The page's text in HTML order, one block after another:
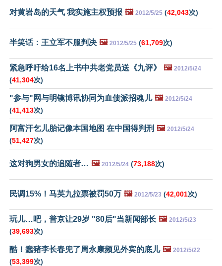
对黄岩岛的天气 我实施主权预报 🖼️ 2012/5/25 (42,043次)
半笑话：王立军不服判决 🖼️ 2012/5/25 (61,709次)
紧急呼吁给16名上书中共老党员送《九评》 🖼️ 2012/5/24
(41,304次)
"参与"网与明镜博讯协同为血债派招魂儿 🖼️ 2012/5/24
(41,413次)
阿富汗乞儿胎记像本国地图 在中国得判刑 🖼️ 2012/5/24
(51,427次)
这对狗男女的追随者… 🖼️ 2012/5/24 (73,188次)
民调15%！马英九拉票被罚50万 🖼️ 2012/5/23 (42,001次)
玩儿…吧，普京让29岁 "80后"当新闻部长 🖼️ 2012/5/23
(39,693次)
酷！蠢猪李长春兜了周永康频见外宾的底儿 🖼️ 2012/5/22
(53,399次)